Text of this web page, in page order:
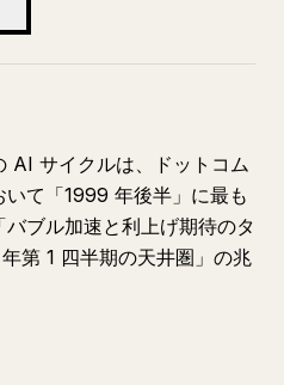
AI サイクルは、ドットコム
て「1999 年後半」に最も
ブル加速と利上げ期待のタ
第 1 四半期の天井圏」の兆